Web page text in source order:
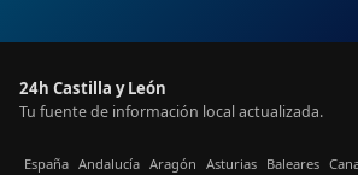
24h Castilla y León
Tu fuente de información local actualizada.
España Andalucía Aragón Asturias Baleares